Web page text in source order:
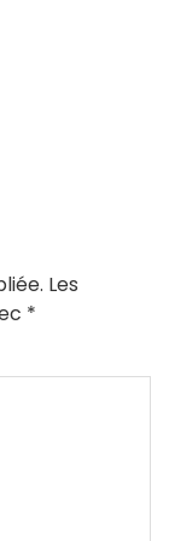
Les
*